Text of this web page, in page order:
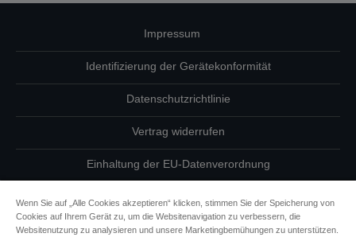
Impressum
Identifizierung der Gerätekonformität
Datenschutzrichtlinie
Vertrag widerrufen
Einhaltung der EU-Datenverordnung
Informationen zu Cookies
Wenn Sie auf „Alle Cookies akzeptieren“ klicken, stimmen Sie der Speicherung von
Cookies auf Ihrem Gerät zu, um die Websitenavigation zu verbessern, die
Websitenutzung zu analysieren und unsere Marketingbemühungen zu unterstützen.